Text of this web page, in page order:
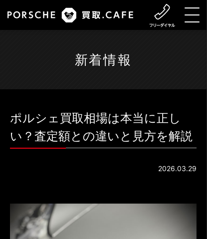
新着情報
ポルシェ買取相場は本当に正し
い？査定額との違いと見方を解説
2026.03.29